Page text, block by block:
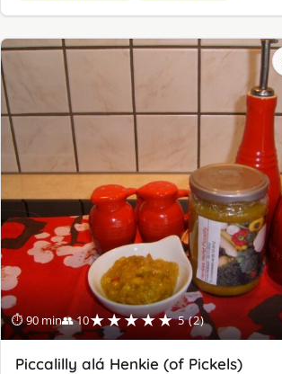
⏱ 90 min👥 10★★★★★ 5 (2)
Piccalilly alá Henkie (of Pickels)